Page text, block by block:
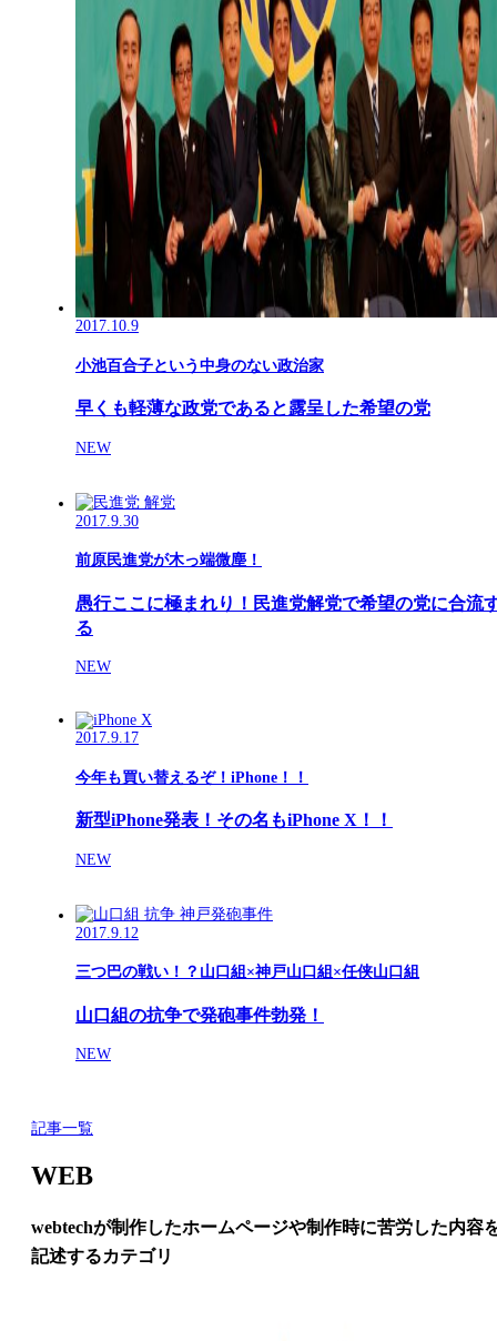
2017.10.9
小池百合子という中身のない政治家
早くも軽薄な政党であると露呈した希望の党
NEW
2017.9.30
前原民進党が木っ端微塵！
愚行ここに極まれり！民進党解党で希望の党に合流
る
NEW
2017.9.17
今年も買い替えるぞ！iPhone！！
新型iPhone発表！その名もiPhone X！！
NEW
2017.9.12
三つ巴の戦い！？山口組×神戸山口組×任侠山口組
山口組の抗争で発砲事件勃発！
NEW
記事一覧
WEB
webtechが制作したホームページや制作時に苦労した内容
記述するカテゴリ